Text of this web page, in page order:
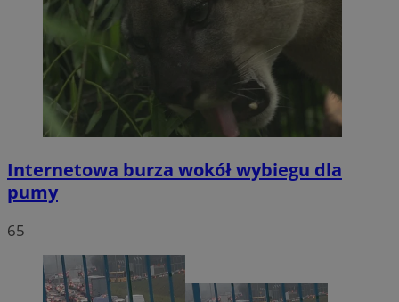
Internetowa burza wokół wybiegu dla
pumy
65